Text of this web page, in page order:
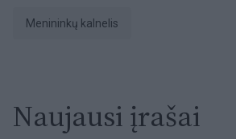
Menininkų kalnelis
Naujausi įrašai